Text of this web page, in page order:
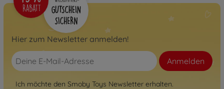
Hier zum Newsletter anmelden!
Anmelden
Ich möchte den Smoby Toys Newsletter erhalten.